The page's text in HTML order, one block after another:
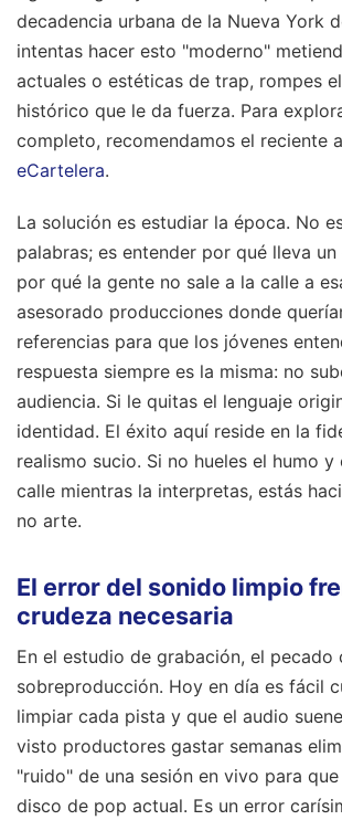
decadencia urbana de la Nueva York
intentas hacer esto "moderno"
actuales o estéticas de trap, rompes
histórico que le da fuerza. Para
completo, recomendamos el reciente
eCartelera.
La solución es estudiar la época. No
palabras; es entender por qué lleva
por qué la gente no sale a la calle a
asesorado producciones donde
referencias para que los jóvenes
respuesta siempre es la misma: no
audiencia. Si le quitas el lenguaje
identidad. El éxito aquí reside en la
realismo sucio. Si no hueles el humo y
calle mientras la interpretas, estás
no arte.
El error del sonido limpio
crudeza necesaria
En el estudio de grabación, el pecado
sobreproducción. Hoy en día es fácil
limpiar cada pista y que el audio
visto productores gastar semanas
"ruido" de una sesión en vivo para
disco de pop actual. Es un error